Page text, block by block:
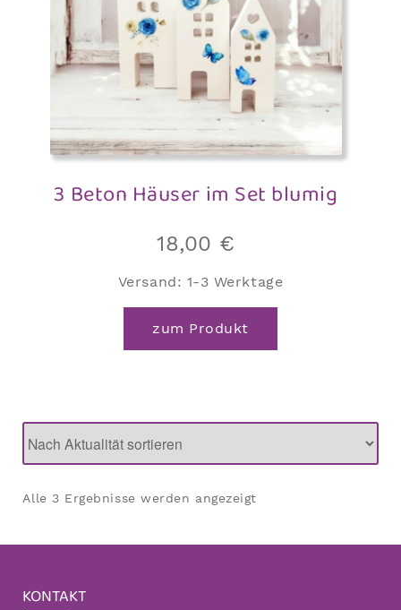
3 Beton Häuser im Set blumig
18,00 €
Versand: 1-3 Werktage
zum Produkt
Alle 3 Ergebnisse werden angezeigtNach
KONTAKT